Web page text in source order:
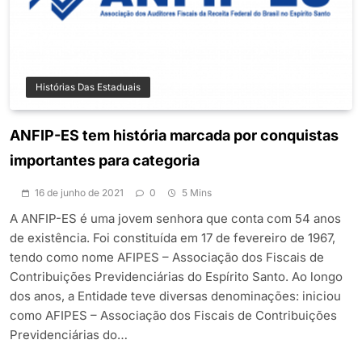
Histórias Das Estaduais
ANFIP-ES tem história marcada por conquistas
importantes para categoria
16 de junho de 2021 0 5 Mins
A ANFIP-ES é uma jovem senhora que conta com 54 anos
de existência. Foi constituída em 17 de fevereiro de 1967,
tendo como nome AFIPES – Associação dos Fiscais de
Contribuições Previdenciárias do Espírito Santo. Ao longo
dos anos, a Entidade teve diversas denominações: iniciou
como AFIPES – Associação dos Fiscais de Contribuições
Previdenciárias do…